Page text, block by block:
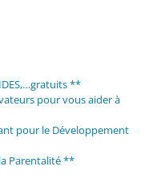
**
pour vous aider à
pour le Développement
Parentalité **